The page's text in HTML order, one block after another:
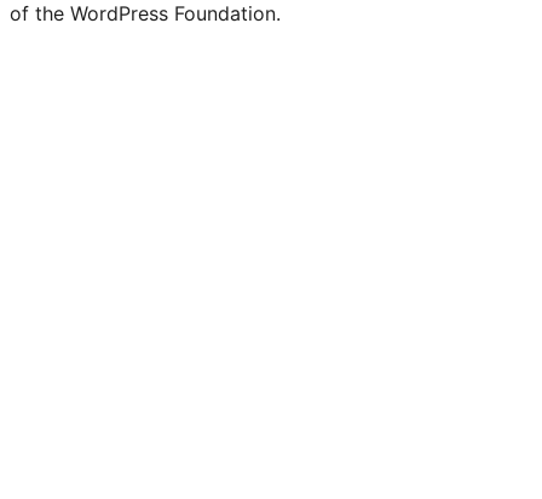
of the WordPress Foundation.